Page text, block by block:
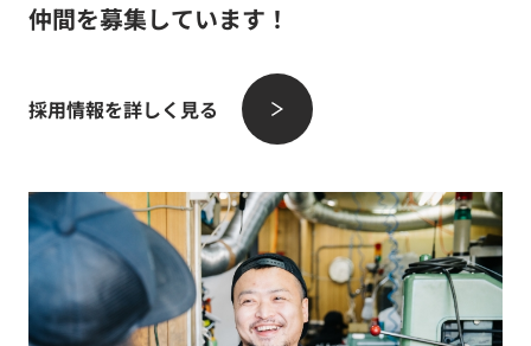
仲間を募集しています！
採用情報を詳しく見る